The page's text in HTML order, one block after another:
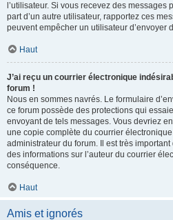
l’utilisateur. Si vous recevez des
part d’un autre utilisateur, rapportez ces
peuvent empêcher un utilisateur d’envoyer
Haut
J’ai reçu un courrier électronique
forum !
Nous en sommes navrés. Le formulaire
ce forum possède des protections qui
envoyant de tels messages. Vous devriez
une copie complète du courrier
administrateur du forum. Il est très
des informations sur l’auteur du courrier
conséquence.
Haut
Amis et ignorés